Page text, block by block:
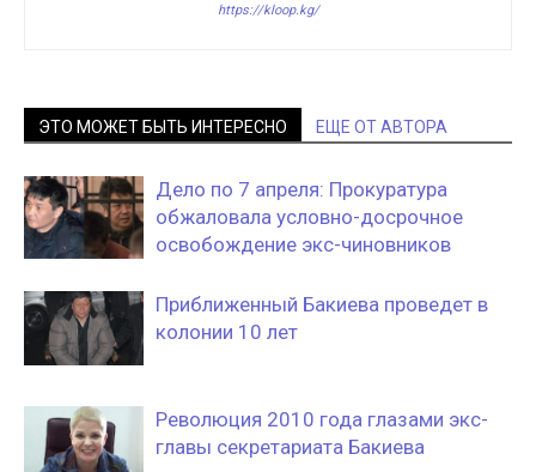
https://kloop.kg/
ЭТО МОЖЕТ БЫТЬ ИНТЕРЕСНО ЕЩЕ ОТ АВТОРА
Дело по 7 апреля: Прокуратура
обжаловала условно-досрочное
освобождение экс-чиновников
Приближенный Бакиева проведет в
колонии 10 лет
Революция 2010 года глазами экс-
главы секретариата Бакиева